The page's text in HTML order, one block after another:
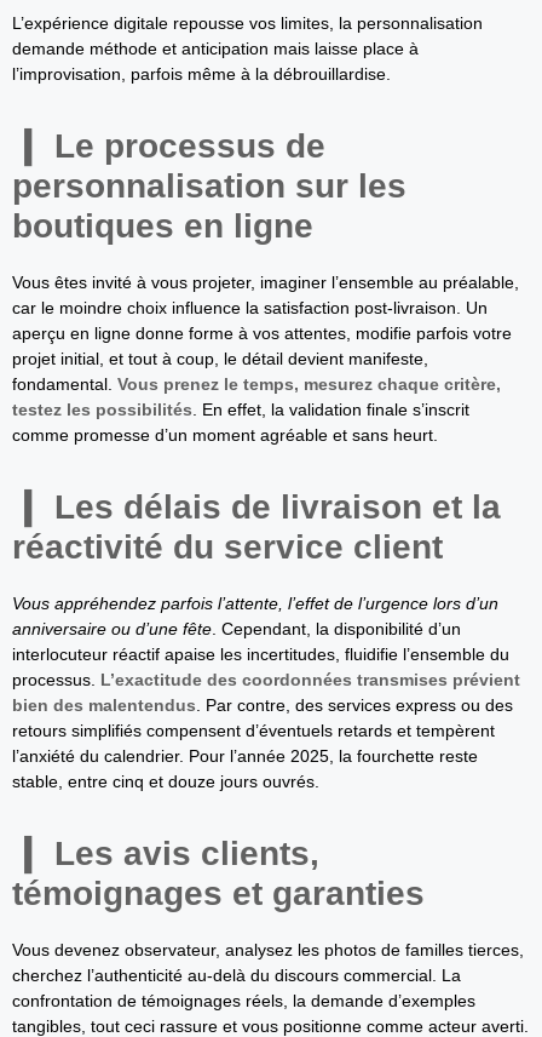
L’expérience digitale repousse vos limites, la personnalisation
demande méthode et anticipation mais laisse place à
l’improvisation, parfois même à la débrouillardise.
Le processus de
personnalisation sur les
boutiques en ligne
Vous êtes invité à vous projeter, imaginer l’ensemble au préalable,
car le moindre choix influence la satisfaction post-livraison. Un
aperçu en ligne donne forme à vos attentes, modifie parfois votre
projet initial, et tout à coup, le détail devient manifeste,
fondamental. Vous prenez le temps, mesurez chaque critère,
testez les possibilités . En effet, la validation finale s’inscrit
comme promesse d’un moment agréable et sans heurt.
Les délais de livraison et la
réactivité du service client
Vous appréhendez parfois l’attente, l’effet de l’urgence lors d’un
anniversaire ou d’une fête . Cependant, la disponibilité d’un
interlocuteur réactif apaise les incertitudes, fluidifie l’ensemble du
processus. L’exactitude des coordonnées transmises prévient
bien des malentendus . Par contre, des services express ou des
retours simplifiés compensent d’éventuels retards et tempèrent
l’anxiété du calendrier. Pour l’année 2025, la fourchette reste
stable, entre cinq et douze jours ouvrés.
Les avis clients,
témoignages et garanties
Vous devenez observateur, analysez les photos de familles tierces,
cherchez l’authenticité au-delà du discours commercial. La
confrontation de témoignages réels, la demande d’exemples
tangibles, tout ceci rassure et vous positionne comme acteur averti.